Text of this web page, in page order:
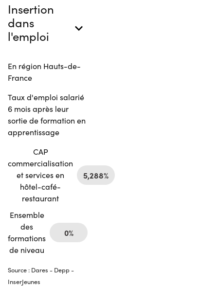
Insertion
dans
l'emploi
En région Hauts-de-
France
Taux d'emploi salarié
6 mois après leur
sortie de formation en
apprentissage
CAP
commercialisation
et services en
hôtel-café-
restaurant
5,288%
Ensemble
des
formations
de niveau
0%
Source : Dares - Depp -
InserJeunes